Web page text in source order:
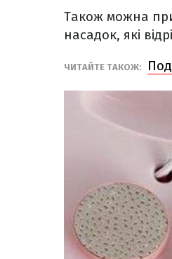
Також можна
насадок, які
ЧИТАЙТЕ ТАКОЖ: